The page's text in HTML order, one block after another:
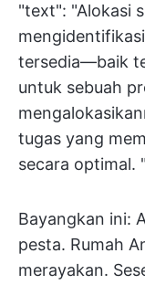
"text": "Alokasi
tersedia—baik
untuk sebuah
tugas yang
secara optimal.
Bayangkan ini:
pesta. Rumah
merayakan.